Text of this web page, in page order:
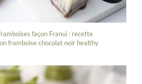
façon Franui : recette
framboise chocolat noir healthy